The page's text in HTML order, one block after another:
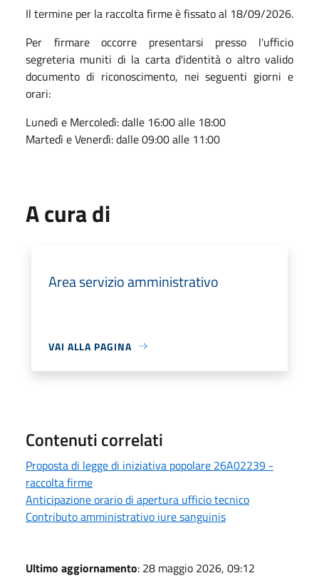
Il termine per la raccolta firme è fissato al 18/09/2026.
Per firmare occorre presentarsi presso l'ufficio
segreteria muniti di la carta d'identità o altro valido
documento di riconoscimento, nei seguenti giorni e
orari:
Lunedì e Mercoledì: dalle 16:00 alle 18:00
Martedì e Venerdì: dalle 09:00 alle 11:00
A cura di
Area servizio amministrativo
VAI ALLA PAGINA
Contenuti correlati
Proposta di legge di iniziativa popolare 26A02239 -
raccolta firme
Anticipazione orario di apertura ufficio tecnico
Contributo amministrativo iure sanguinis
Ultimo aggiornamento: 28 maggio 2026, 09:12